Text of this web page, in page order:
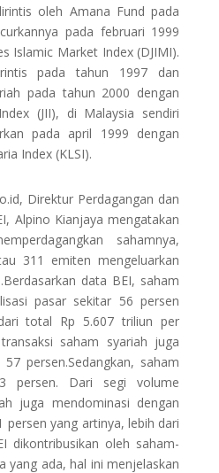
oleh Amana Fund pada
pada februari 1999
Islamic Market Index (DJIMI).
pada tahun 1997 dan
pada tahun 2000 dengan
(JII), di Malaysia sendiri
pada april 1999 dengan
Index (KLSI).
Direktur Perdagangan dan
Alpino Kianjaya mengatakan
sahamnya,
311 emiten mengeluarkan
data BEI, saham
pasar sekitar 56 persen
total Rp 5.607 triliun per
saham syariah juga
persen.Sedangkan, saham
persen. Dari segi volume
juga mendominasi dengan
persen yang artinya, lebih dari
dikontribusikan oleh saham-
yang ada, hal ini menjelaskan